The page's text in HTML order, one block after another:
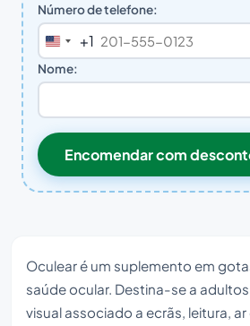
Número de telefone:
United
States
+1
Nome:
Encomendar com
Oculear é um suplemento em
saúde ocular. Destina-se a
visual associado a ecrãs, leitura,